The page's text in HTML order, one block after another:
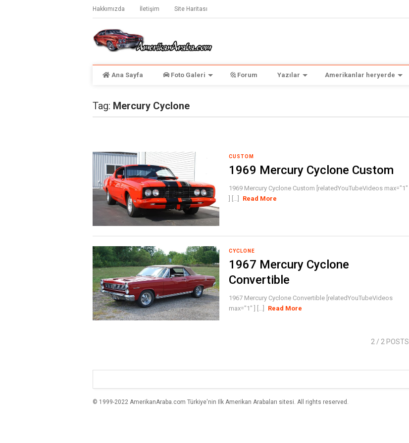
Hakkımızda İletişim Site Haritası
Ana Sayfa Foto Galeri Forum Yazılar Amerikanlar heryerde
Tag: Mercury Cyclone
CUSTOM
1969 Mercury Cyclone Custom
1969 Mercury Cyclone Custom [relatedYouTubeVideos max="1"
] [...]
Read More
CYCLONE
1967 Mercury Cyclone
Convertible
1967 Mercury Cyclone Convertible [relatedYouTubeVideos
max="1" ] [...]
Read More
2 / 2 POSTS
© 1999-2022 AmerikanAraba.com Türkiye'nin Ilk Amerikan Arabaları sitesi. All rights reserved.